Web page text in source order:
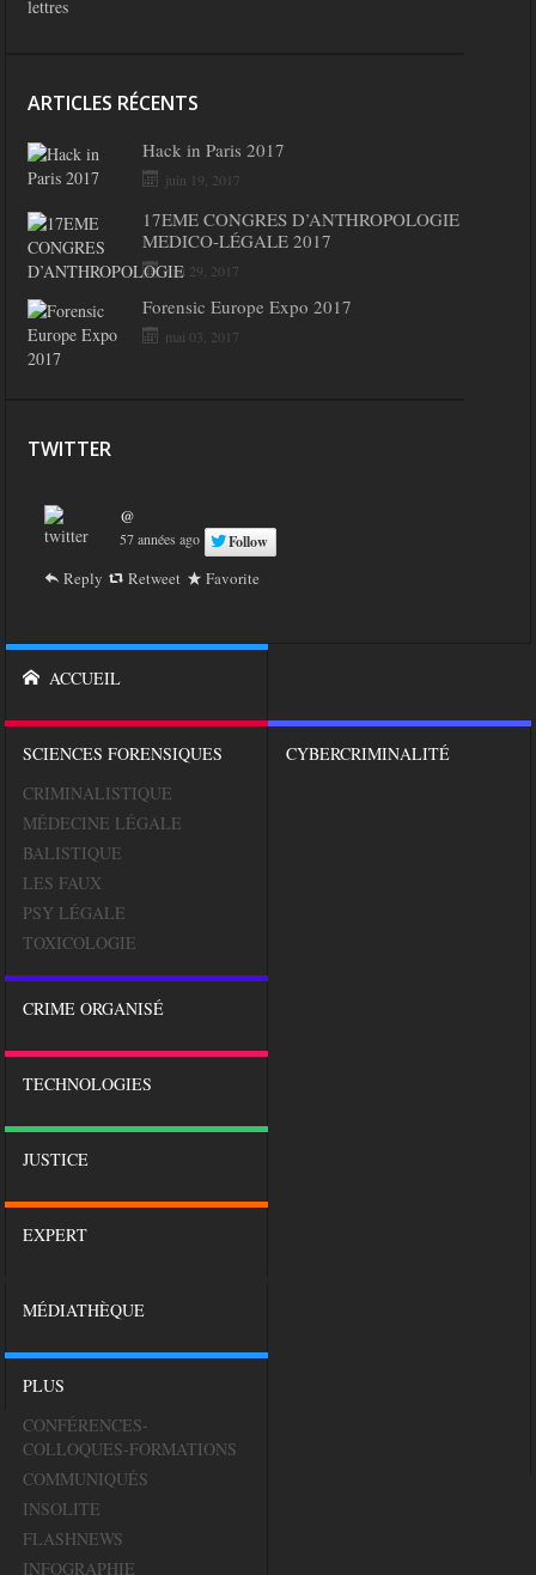
lettres
ARTICLES RÉCENTS
Hack in Paris 2017
juin 19, 2017
17EME CONGRES D’ANTHROPOLOGIE
MEDICO-LÉGALE 2017
mai 29, 2017
Forensic Europe Expo 2017
mai 03, 2017
TWITTER
@
57 années ago Follow
Reply Retweet Favorite
ACCUEIL
SCIENCES FORENSIQUES
CRIMINALISTIQUE
MÉDECINE LÉGALE
BALISTIQUE
LES FAUX
PSY LÉGALE
TOXICOLOGIE
CYBERCRIMINALITÉ
CRIME ORGANISÉ
TECHNOLOGIES
JUSTICE
EXPERT
MÉDIATHÈQUE
PLUS
CONFÉRENCES-
COLLOQUES-FORMATIONS
COMMUNIQUÉS
INSOLITE
FLASHNEWS
INFOGRAPHIE